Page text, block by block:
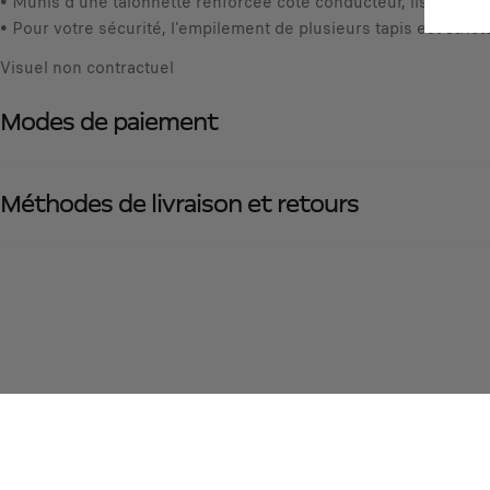
• Pour votre sécurité, l'empilement de plusieurs tapis est
Visuel non contractuel
Modes de paiement
Méthodes de livraison et retours